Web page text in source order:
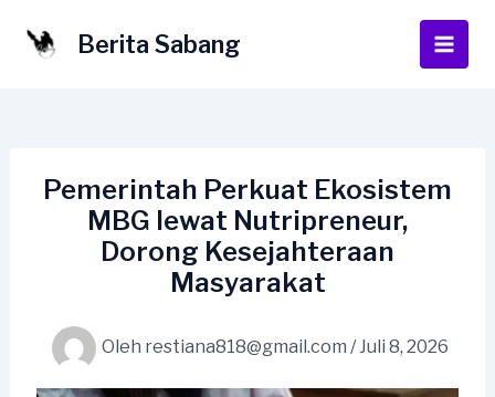
Berita Sabang
Main
Pemerintah Perkuat Ekosistem
MBG lewat Nutripreneur,
Dorong Kesejahteraan
Masyarakat
Oleh restiana818@gmail.com /Juli 8, 2026